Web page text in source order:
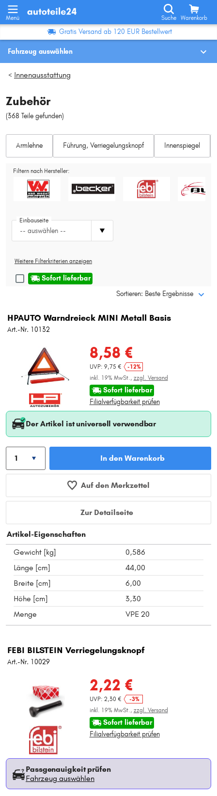
Menü Suche Warenkorb
Gratis Versand ab 120 EUR Bestellwert
Fahrzeug auswählen
Wo finde ich die?
Oder
Hersteller wählen
Typ wählen
> Innenausstattung
Zubehör
(368 Teile gefunden)
Armlehne Führung, Verriegelungsknopf Innenspiegel
Filtern nach Hersteller:
Einbauseite
-- auswählen --
Weitere Filterkriterien anzeigen
Sofort lieferbar
Sortieren: Beste Ergebnisse
HPAUTO Warndreieck MINI Metall Basis
Art.-Nr. 10132
8,58 €
UVP: 9,75 €
-12%
inkl. 19% MwSt., zzgl. Versand
Sofort lieferbar
Filialverfügbarkeit prüfen
Der Artikel ist universell verwendbar
In den Warenkorb
Auf den Merkzettel
Zur Detailseite
Artikel-Eigenschaften
Gewicht [kg]
0,586
Länge [cm]
44,00
Breite [cm]
6,00
Höhe [cm]
3,30
Menge
VPE 20
FEBI BILSTEIN Verriegelungsknopf
Art.-Nr. 10029
2,22 €
UVP: 2,30 €
-3%
inkl. 19% MwSt., zzgl. Versand
Sofort lieferbar
Filialverfügbarkeit prüfen
Passgenauigkeit prüfen
Fahrzeug auswählen